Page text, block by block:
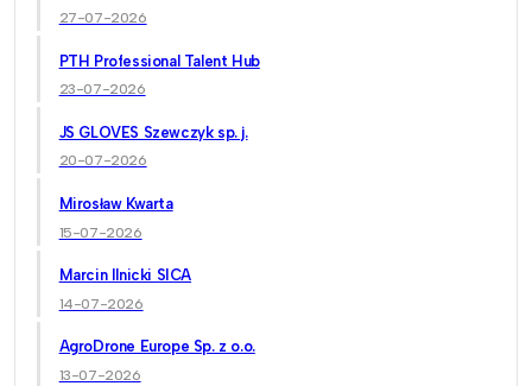
27-07-2026
PTH Professional Talent Hub
23-07-2026
JS GLOVES Szewczyk sp. j.
20-07-2026
Mirosław Kwarta
15-07-2026
Marcin Ilnicki SICA
14-07-2026
AgroDrone Europe Sp. z o.o.
13-07-2026